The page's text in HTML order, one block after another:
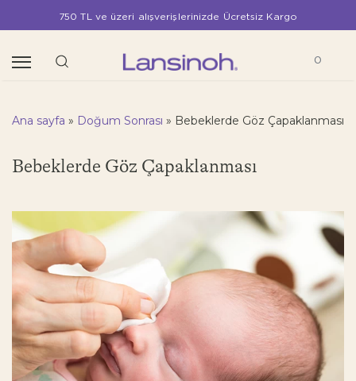
750 TL ve üzeri alışverişlerinizde Ücretsiz Kargo
0
Ana sayfa » Doğum Sonrası » Bebeklerde Göz Çapaklanması
Bebeklerde Göz Çapaklanması